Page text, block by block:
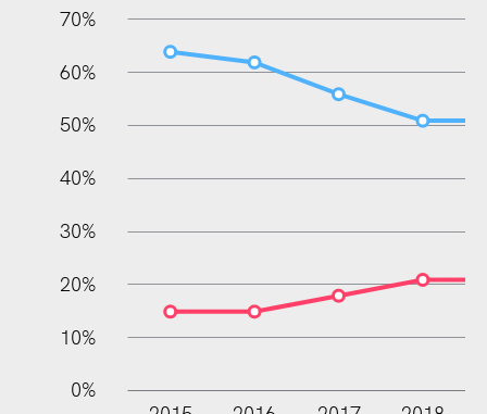
10%
70%
60%
50%
40%
30%
20%
10%
0%